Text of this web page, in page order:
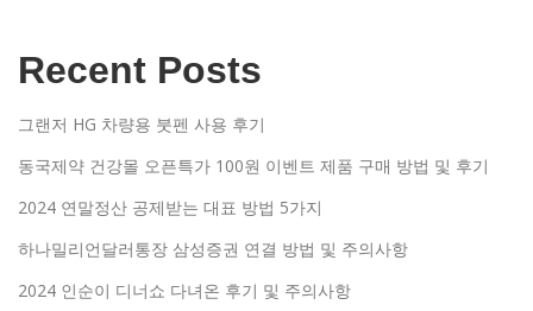
Recent Posts
그랜저 HG 차량용 붓펜 사용 후기
동국제약 건강몰 오픈특가 100원 이벤트 제품 구매 방법 및 후기
2024 연말정산 공제받는 대표 방법 5가지
하나밀리언달러통장 삼성증권 연결 방법 및 주의사항
2024 인순이 디너쇼 다녀온 후기 및 주의사항